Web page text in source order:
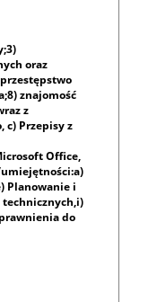
oraz
znajomość
z
c) Przepisy z
Office,
Planowanie i
technicznych,i)
do